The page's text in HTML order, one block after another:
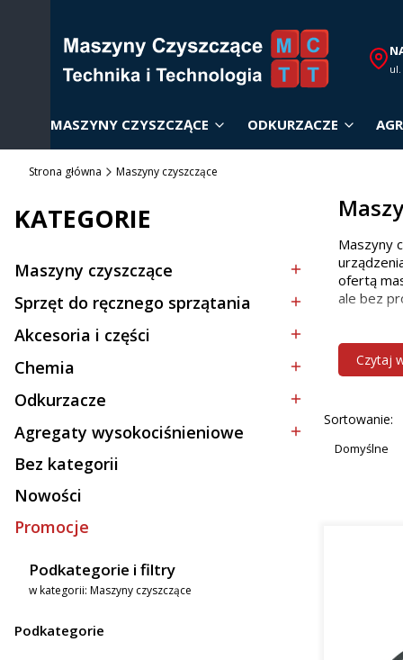
MASZYNY CZYSZCZĄCE ODKURZACZE
Strona główna Maszyny czyszczące
KATEGORIE
Kategoria - Maszyny czyszczące
Maszyny czyszczące
Kategoria - Sprzęt do ręcznego sprzątania
Sprzęt do ręcznego sprzątania
Kategoria - Akcesoria i części
Akcesoria i części
Kategoria - Chemia
Chemia
Kategoria - Odkurzacze
Odkurzacze
Kategoria - Agregaty wysokociśnieniowe
Agregaty wysokociśnieniowe
Kategoria - Bez kategorii
Bez kategorii
Nowości
Promocje
Podkategorie i filtry
w kategorii: Maszyny czyszczące
Podkategorie
Maszyny
ofertą
ale bez
Wybór
Na
Czytaj
Lista
Sortowanie:
Domyślne